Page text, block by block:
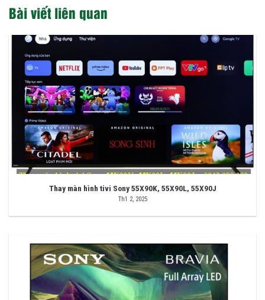
Bài viết liên quan
Thay màn hình tivi Sony 55X90K, 55X90L, 55X90J
Th1 2, 2025